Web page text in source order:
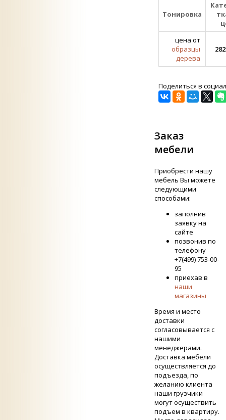
Тонировка
цена от
образцы
дерева
Поделиться в
Заказ
мебели
Приобрести нашу
мебель Вы можете
следующими
способами:
заполнив
заявку на
сайте
позвонив по
телефону
+7(499) 753-00-
95
приехав в
наши
магазины
Время и место
доставки
согласовывается с
нашими
менеджерами.
Доставка мебели
осуществляется до
подъезда, по
желанию клиента
наши грузчики
могут осуществить
подъем в квартиру.